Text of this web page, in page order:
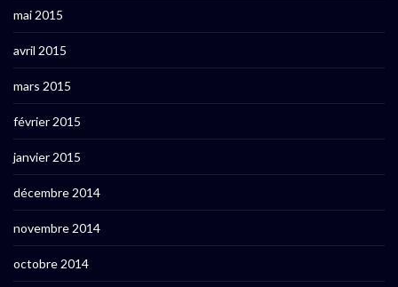
mai 2015
avril 2015
mars 2015
février 2015
janvier 2015
décembre 2014
novembre 2014
octobre 2014